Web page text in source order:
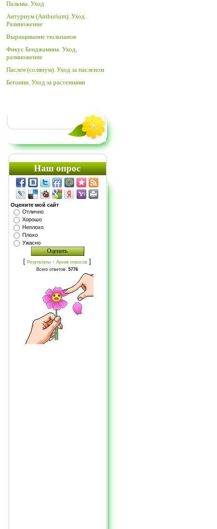
Пальмы. Уход
Антуриум (Anthurium). Уход.
Размножение
Выращивание тюльпанов
Фикус Бенджамина. Уход,
размножение
Паслен (солянум). Уход за пасленом
Бегонии. Уход за растениями
Наш опрос
Оцените мой сайт
Отлично
Хорошо
Неплохо
Плохо
Ужасно
[Результаты ·Архив опросов ]
Всего ответов:5776